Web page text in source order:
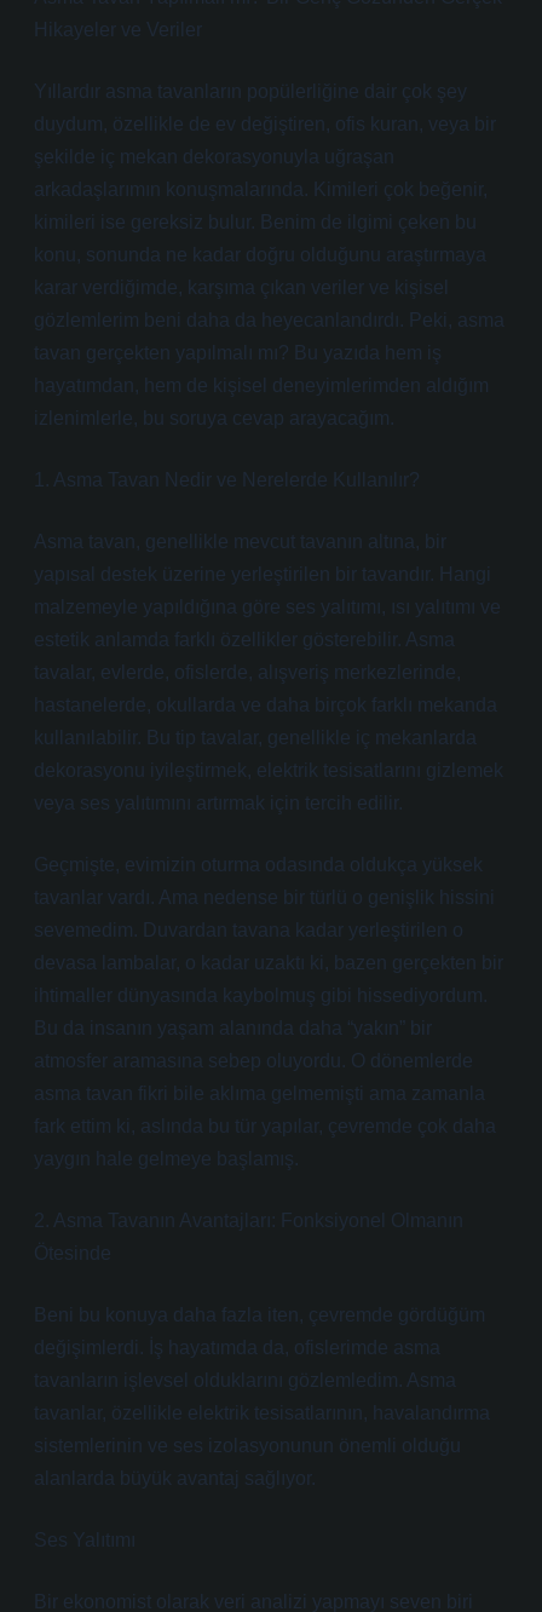
Hikayeler ve Veriler
Yıllardır asma tavanların popülerliğine dair çok şey
duydum, özellikle de ev değiştiren, ofis kuran, veya bir
şekilde iç mekan dekorasyonuyla uğraşan
arkadaşlarımın konuşmalarında. Kimileri çok beğenir,
kimileri ise gereksiz bulur. Benim de ilgimi çeken bu
konu, sonunda ne kadar doğru olduğunu araştırmaya
karar verdiğimde, karşıma çıkan veriler ve kişisel
gözlemlerim beni daha da heyecanlandırdı. Peki, asma
tavan gerçekten yapılmalı mı? Bu yazıda hem iş
hayatımdan, hem de kişisel deneyimlerimden aldığım
izlenimlerle, bu soruya cevap arayacağım.
1. Asma Tavan Nedir ve Nerelerde Kullanılır?
Asma tavan, genellikle mevcut tavanın altına, bir
yapısal destek üzerine yerleştirilen bir tavandır. Hangi
malzemeyle yapıldığına göre ses yalıtımı, ısı yalıtımı ve
estetik anlamda farklı özellikler gösterebilir. Asma
tavalar, evlerde, ofislerde, alışveriş merkezlerinde,
hastanelerde, okullarda ve daha birçok farklı mekanda
kullanılabilir. Bu tip tavalar, genellikle iç mekanlarda
dekorasyonu iyileştirmek, elektrik tesisatlarını gizlemek
veya ses yalıtımını artırmak için tercih edilir.
Geçmişte, evimizin oturma odasında oldukça yüksek
tavanlar vardı. Ama nedense bir türlü o genişlik hissini
sevemedim. Duvardan tavana kadar yerleştirilen o
devasa lambalar, o kadar uzaktı ki, bazen gerçekten bir
ihtimaller dünyasında kaybolmuş gibi hissediyordum.
Bu da insanın yaşam alanında daha “yakın” bir
atmosfer aramasına sebep oluyordu. O dönemlerde
asma tavan fikri bile aklıma gelmemişti ama zamanla
fark ettim ki, aslında bu tür yapılar, çevremde çok daha
yaygın hale gelmeye başlamış.
2. Asma Tavanın Avantajları: Fonksiyonel Olmanın
Ötesinde
Beni bu konuya daha fazla iten, çevremde gördüğüm
değişimlerdi. İş hayatımda da, ofislerimde asma
tavanların işlevsel olduklarını gözlemledim. Asma
tavanlar, özellikle elektrik tesisatlarının, havalandırma
sistemlerinin ve ses izolasyonunun önemli olduğu
alanlarda büyük avantaj sağlıyor.
Ses Yalıtımı
Bir ekonomist olarak veri analizi yapmayı seven biri